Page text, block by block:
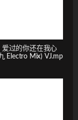
爱过的你还在我心
Electro Mix) VJ.mp